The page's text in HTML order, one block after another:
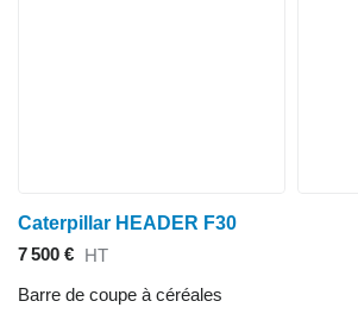
Caterpillar HEADER F30
7 500 € HT
Barre de coupe à céréales